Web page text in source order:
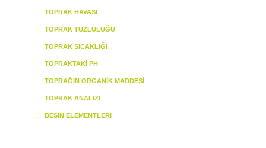
TOPRAK HAVASI
TOPRAK TUZLULUĞU
TOPRAK SICAKLIĞI
TOPRAKTAKİ PH
TOPRAĞIN ORGANİK MADDESİ
TOPRAK ANALİZİ
BESİN ELEMENTLERİ